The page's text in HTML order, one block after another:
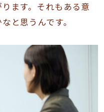
ます。それもある意
と思うんです。